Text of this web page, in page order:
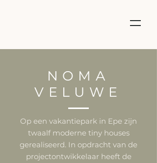
NOMA
VELUWE
Op een vakantiepark in Epe zijn
twaalf moderne tiny houses
gerealiseerd. In opdracht van de
projectontwikkelaar heeft de